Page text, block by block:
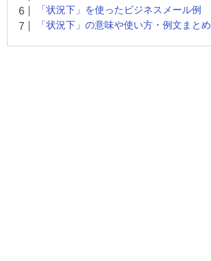
「状況下」を使ったビジネスメール例
「状況下」の意味や使い方・例文まとめ